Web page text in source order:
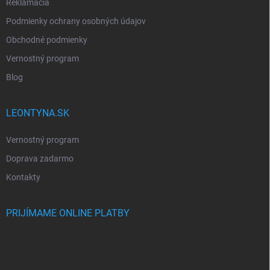
Reklamácia
Podmienky ochrany osobných údajov
Obchodné podmienky
Vernostný program
Blog
LEONTYNA.SK
Vernostný program
Doprava zadarmo
Kontakty
PRIJÍMAME ONLINE PLATBY